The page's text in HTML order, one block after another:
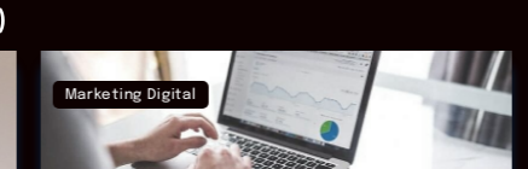
Marketing Digital